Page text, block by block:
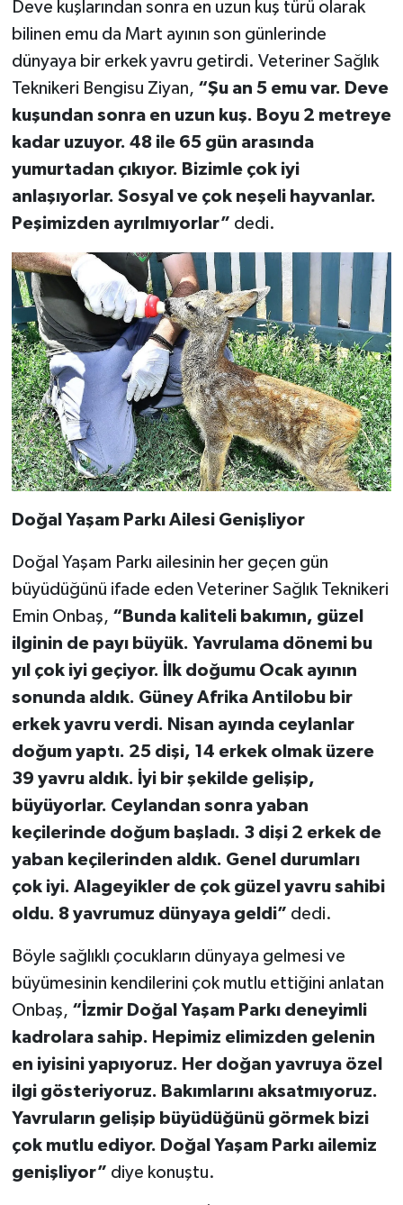
Deve kuşlarından sonra en uzun kuş türü olarak
bilinen emu da Mart ayının son günlerinde
dünyaya bir erkek yavru getirdi. Veteriner Sağlık
Teknikeri Bengisu Ziyan, “Şu an 5 emu var. Deve
kuşundan sonra en uzun kuş. Boyu 2 metreye
kadar uzuyor. 48 ile 65 gün arasında
yumurtadan çıkıyor. Bizimle çok iyi
anlaşıyorlar. Sosyal ve çok neşeli hayvanlar.
Peşimizden ayrılmıyorlar” dedi.
Doğal Yaşam Parkı Ailesi Genişliyor
Doğal Yaşam Parkı ailesinin her geçen gün
büyüdüğünü ifade eden Veteriner Sağlık Teknikeri
Emin Onbaş, “Bunda kaliteli bakımın, güzel
ilginin de payı büyük. Yavrulama dönemi bu
yıl çok iyi geçiyor. İlk doğumu Ocak ayının
sonunda aldık. Güney Afrika Antilobu bir
erkek yavru verdi. Nisan ayında ceylanlar
doğum yaptı. 25 dişi, 14 erkek olmak üzere
39 yavru aldık. İyi bir şekilde gelişip,
büyüyorlar. Ceylandan sonra yaban
keçilerinde doğum başladı. 3 dişi 2 erkek de
yaban keçilerinden aldık. Genel durumları
çok iyi. Alageyikler de çok güzel yavru sahibi
oldu. 8 yavrumuz dünyaya geldi” dedi.
Böyle sağlıklı çocukların dünyaya gelmesi ve
büyümesinin kendilerini çok mutlu ettiğini anlatan
Onbaş, “İzmir Doğal Yaşam Parkı deneyimli
kadrolara sahip. Hepimiz elimizden gelenin
en iyisini yapıyoruz. Her doğan yavruya özel
ilgi gösteriyoruz. Bakımlarını aksatmıyoruz.
Yavruların gelişip büyüdüğünü görmek bizi
çok mutlu ediyor. Doğal Yaşam Parkı ailemiz
genişliyor” diye konuştu.